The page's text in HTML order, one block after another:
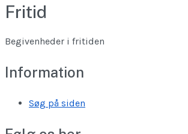
Fritid
Begivenheder i fritiden
Information
Søg på siden